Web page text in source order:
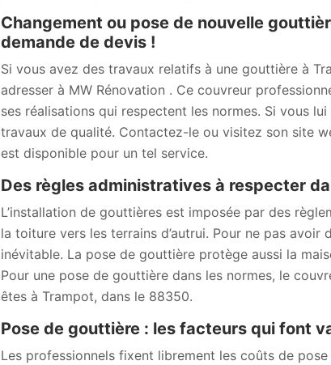
Changement ou pose de nouvelle
demande de devis !
Si vous avez des travaux relatifs à une gouttière à
adresser à MW Rénovation . Ce couvreur
ses réalisations qui respectent les normes. Si vous
travaux de qualité. Contactez-le ou visitez son site
est disponible pour un tel service.
Des règles administratives à respecter
L’installation de gouttières est imposée par des
la toiture vers les terrains d’autrui. Pour ne pas
inévitable. La pose de gouttière protège aussi la
Pour une pose de gouttière dans les normes, le
êtes à Trampot, dans le 88350.
Pose de gouttière : les facteurs qui font
Les professionnels fixent librement les coûts de